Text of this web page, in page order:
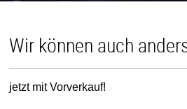
Wir können auch
jetzt mit Vorverkauf!